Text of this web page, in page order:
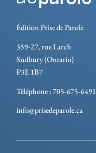
Édition Prise de Parole
359-27, rue Larch
Sudbury (Ontario)
P3E 1B7
Téléphone : 705-675-6491
info@prisedeparole.ca